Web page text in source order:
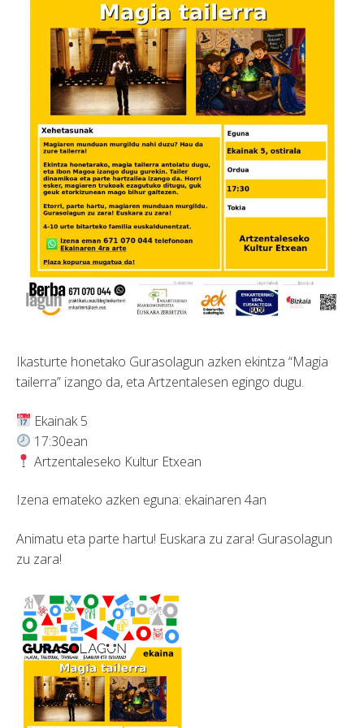
Ikasturte honetako Gurasolagun azken ekintza “Magia
tailerra” izango da, eta Artzentalesen egingo dugu.
Ekainak 5
17:30ean
Artzentaleseko Kultur Etxean
Izena emateko azken eguna: ekainaren 4an
Animatu eta parte hartu! Euskara zu zara! Gurasolagun
zu zara!